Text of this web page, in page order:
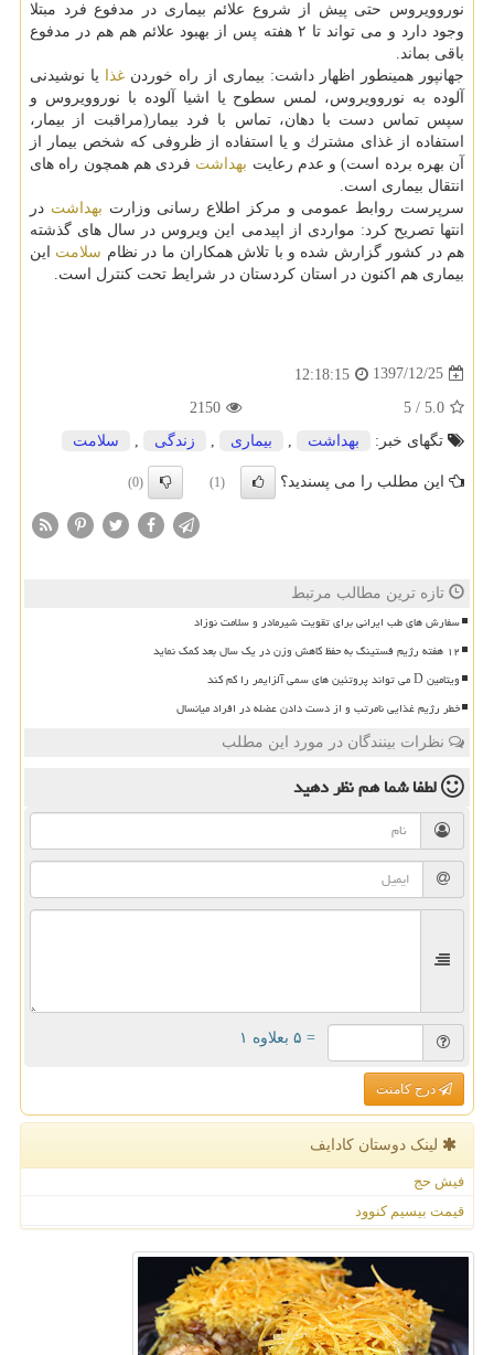
نوروویروس حتی پیش از شروع علائم بیماری در مدفوع فرد مبتلا
وجود دارد و می تواند تا ۲ هفته پس از بهبود علائم هم هم در مدفوع
باقی بماند.
جهانپور همینطور اظهار داشت: بیماری از راه خوردن غذا
یا نوشیدنی
آلوده به نوروویروس، لمس سطوح یا اشیا آلوده با نوروویروس و
سپس تماس دست با دهان، تماس با فرد بیمار(مراقبت از بیمار،
استفاده از غذای مشترك و یا استفاده از ظروفی كه شخص بیمار از
آن بهره برده است) و عدم رعایت بهداشت فردی هم همچون راه های
انتقال بیماری است.
سرپرست روابط عمومی و مركز اطلاع رسانی وزارت بهداشت در
انتها تصریح كرد: مواردی از اپیدمی این ویروس در سال های گذشته
هم در كشور گزارش شده و با تلاش همكاران ما در نظام سلامت این
بیماری هم اكنون در استان كردستان در شرایط تحت كنترل است.
1397/12/25
12:18:15
5.0
/
5
2150
تگهای خبر:
بهداشت بیماری زندگی سلامت
این مطلب را می پسندید؟ (1)
(0)
تازه ترین مطالب مرتبط
سفارش های طب ایرانی برای تقویت شیرمادر و سلامت نوزاد
۱۲ هفته رژیم فستینگ به حفظ کاهش وزن در یک سال بعد کمک نماید
ویتامین D می تواند پروتئین های سمی آلزایمر را کم کند
خطر رژیم غذایی نامرتب و از دست دادن عضله در افراد میانسال
نظرات بینندگان در مورد این مطلب
لطفا شما همنظر دهید
= ۵ بعلاوه ۱
درج کامنت
لینک دوستان كادایف
فیش حج
قیمت بیسیم کنوود